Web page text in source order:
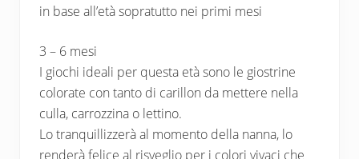
in base all’età sopratutto nei primi mesi
3 – 6 mesi
I giochi ideali per questa età sono le giostrine
colorate con tanto di carillon da mettere nella
culla, carrozzina o lettino.
Lo tranquillizzerà al momento della nanna, lo
renderà felice al risveglio per i colori vivaci che